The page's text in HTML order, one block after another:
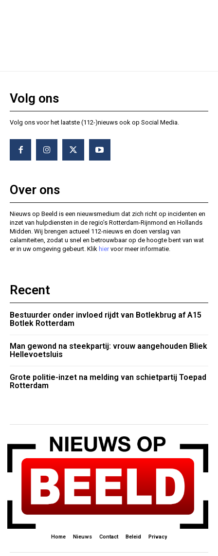
Volg ons
Volg ons voor het laatste (112-)nieuws ook op Social Media.
Over ons
Nieuws op Beeld is een nieuwsmedium dat zich richt op incidenten en
inzet van hulpdiensten in de regio’s Rotterdam-Rijnmond en Hollands
Midden. Wij brengen actueel 112-nieuws en doen verslag van
calamiteiten, zodat u snel en betrouwbaar op de hoogte bent van wat
er in uw omgeving gebeurt. Klik hiervoor meer informatie.
Recent
Bestuurder onder invloed rijdt van Botlekbrug af A15
Botlek Rotterdam
Man gewond na steekpartij: vrouw aangehouden Bliek
Hellevoetsluis
Grote politie-inzet na melding van schietpartij Toepad
Rotterdam
Home Nieuws Contact Beleid Privacy